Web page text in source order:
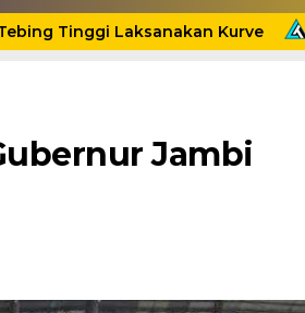
Laksanakan Kurve Cinta
Jambi